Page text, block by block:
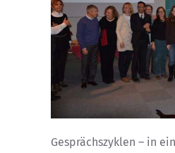
Gesprächszyklen – in